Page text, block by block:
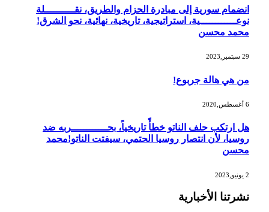
انضمام سورية إلى مبادرة الحزام والطريق، نقــــــــــلة
نوعــــــــــــية، استراتيجية، تاريخية، نهائية، نحو الشرق!
محمد محسن
29 سبتمبر,2023
من هي هالة جربوع!
هل ارتكب حلف الناتو خطأً تاريخياً، بحــــــــــــربه ضد
روسيا، لأن انتصار روسيا الحتمي، سيفتت الناتو!محمد
محسن
نشرتنا الأخبارية